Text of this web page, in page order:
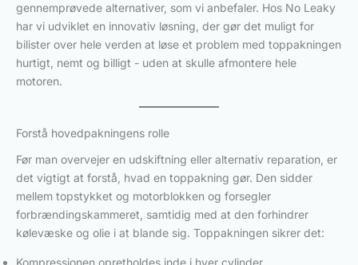
gennemprøvede alternativer, som vi anbefaler. Hos No Leaky
har vi udviklet en innovativ løsning, der gør det muligt for
bilister over hele verden at løse et problem med toppakningen
hurtigt, nemt og billigt - uden at skulle afmontere hele
motoren.
Forstå hovedpakningens rolle
Før man overvejer en udskiftning eller alternativ reparation, er
det vigtigt at forstå, hvad en toppakning gør. Den sidder
mellem topstykket og motorblokken og forsegler
forbrændingskammeret, samtidig med at den forhindrer
kølevæske og olie i at blande sig. Toppakningen sikrer det:
Kompressionen opretholdes inde i hver cylinder.